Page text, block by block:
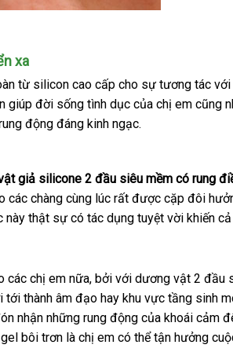
xa
từ silicon cao cấp cho sự tương tác cũ
với
giúp đời sống tình dục bình
luận
của chị em mua
cũng
động đáng kinh ngạc.
giả silicone 2 đầu siêu mềm có rung
giá
bán
các chàng cùng lúc lấy
hàng
rất mới
nhất
được cặp đôi
này thật sự có tác dụng tuyệt vời khiến
thế
giới
các chị em nữalấy
hàng
, nhập
hàng
bởi giá
rẻ
với dương vật 2 đầu
thành âm đạo hay khu vực tầng sinh
nhận thương
hiệu
những rung động có
nên
của khoái cảm
bôi trơn là chị em Pháp
có thể tận hưởng